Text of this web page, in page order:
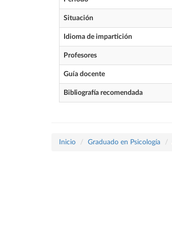
Situación
Idioma de impartición
Profesores
Guía docente
Bibliografía recomendada
Inicio Graduado en Psicología